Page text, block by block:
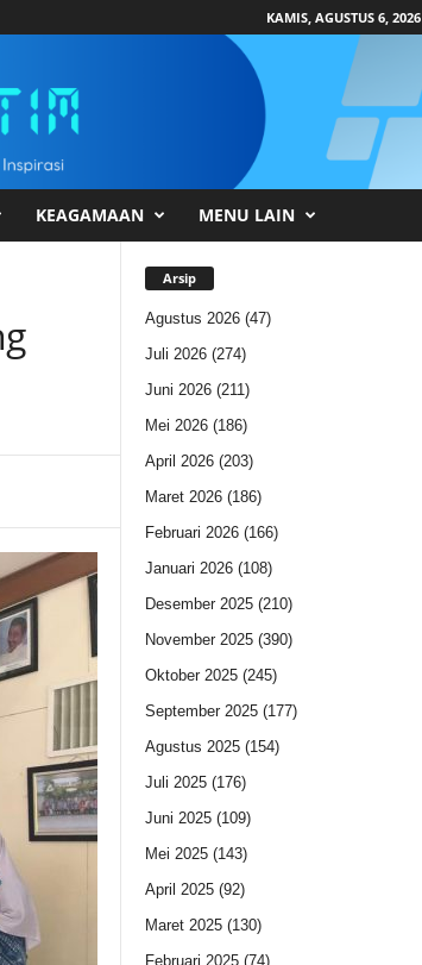
KAMIS, AGUSTUS 6, 2026
KEAGAMAAN MENU LAIN
Arsip
Agustus 2026(47)
Juli 2026(274)
Juni 2026(211)
Mei 2026(186)
April 2026(203)
Maret 2026(186)
Februari 2026(166)
Januari 2026(108)
Desember 2025(210)
November 2025(390)
Oktober 2025(245)
September 2025(177)
Agustus 2025(154)
Juli 2025(176)
Juni 2025(109)
Mei 2025(143)
April 2025(92)
Maret 2025(130)
Februari 2025(74)